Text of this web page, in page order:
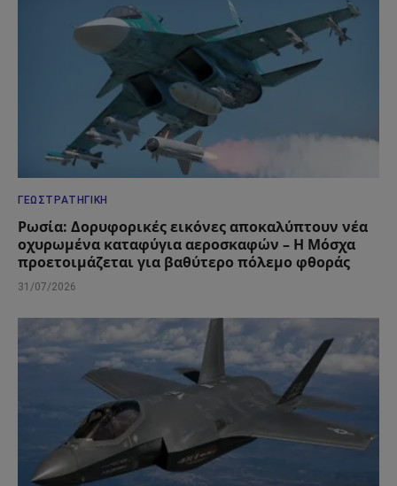
ΓΕΩΣΤΡΑΤΗΓΙΚΉ
Ρωσία: Δορυφορικές εικόνες αποκαλύπτουν νέα
οχυρωμένα καταφύγια αεροσκαφών – Η Μόσχα
προετοιμάζεται για βαθύτερο πόλεμο φθοράς
31/07/2026